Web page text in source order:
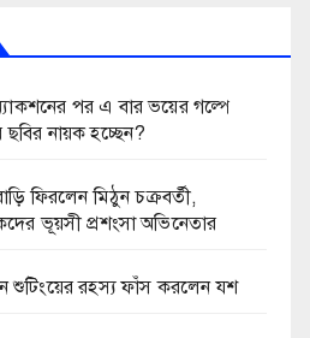
পর এ বার ভয়ের গল্পে
নায়ক হচ্ছেন?
ফিরলেন মিঠুন চক্রবর্তী,
ভূয়সী প্রশংসা অভিনেতার
শুটিংয়ের রহস্য ফাঁস করলেন যশ